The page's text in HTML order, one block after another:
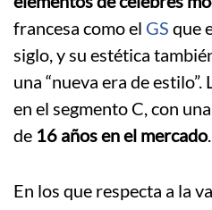
francesa como el GS que
siglo, y su estética
una “nueva era de
en el segmento C, con
de 16 años en el mercado.
En los que respecta a la